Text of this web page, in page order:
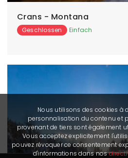
Crans - Montana
Geschlossen Einfach
Nous utilisons des cookies à
personnalisation du contenu et
provenant de tiers sont également
Vous acceptez explicitement
pouvez révoquer ce consentement
d'informations dans nos